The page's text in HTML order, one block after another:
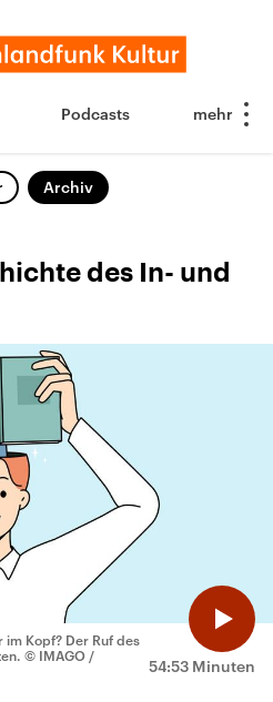
Podcasts
Archiv
des In- und
54:53 Minuten
im Kopf? Der Ruf des
© IMAGO /